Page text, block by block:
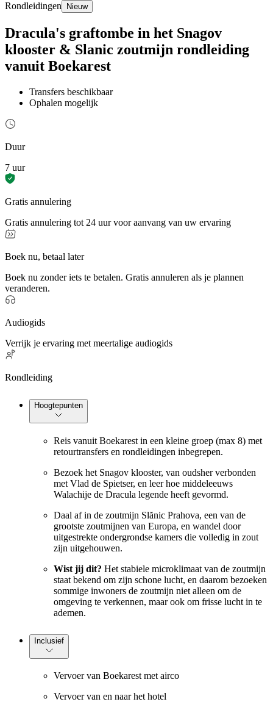
Rondleidingen Nieuw
Dracula's graftombe in het Snagov
klooster & Slanic zoutmijn rondleiding
vanuit Boekarest
Transfers beschikbaar
Ophalen mogelijk
Duur
7 uur
Gratis annulering
Gratis annulering tot 24 uur voor aanvang van uw ervaring
Boek nu, betaal later
Boek nu zonder iets te betalen. Gratis annuleren als je plannen
veranderen.
Audiogids
Verrijk je ervaring met meertalige audiogids
Rondleiding
Hoogtepunten
Reis vanuit Boekarest in een kleine groep (max 8) met
retourtransfers en rondleidingen inbegrepen.
Bezoek het Snagov klooster, van oudsher verbonden
met Vlad de Spietser, en leer hoe middeleeuws
Walachije de Dracula legende heeft gevormd.
Daal af in de zoutmijn Slănic Prahova, een van de
grootste zoutmijnen van Europa, en wandel door
uitgestrekte ondergrondse kamers die volledig in zout
zijn uitgehouwen.
Wist jij dit? Het stabiele microklimaat van de zoutmijn
staat bekend om zijn schone lucht, en daarom bezoeken
sommige inwoners de zoutmijn niet alleen om de
omgeving te verkennen, maar ook om frisse lucht in te
ademen.
Inclusief
Vervoer van Boekarest met airco
Vervoer van en naar het hotel